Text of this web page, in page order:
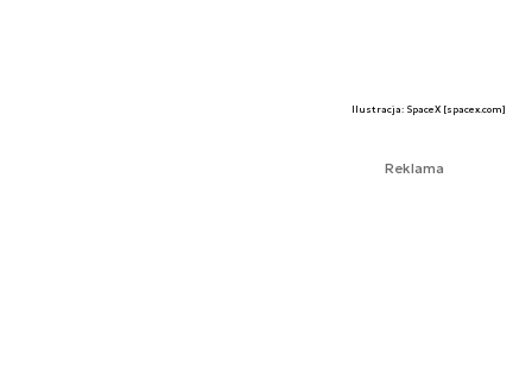
Ilustracja: SpaceX [spacex.com]
Reklama